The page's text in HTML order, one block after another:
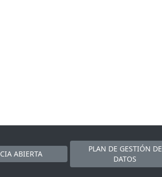
ABIERTA
PLAN DE GESTIÓN DE
DATOS